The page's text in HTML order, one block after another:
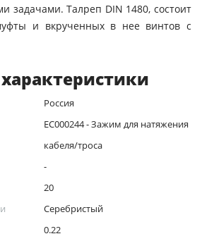
задачами. Талреп DIN 1480, состоит
и вкрученных в нее винтов с
Россия
EC000244 - Зажим для натяжения
кабеля/троса
-
20
Серебристый
0.22